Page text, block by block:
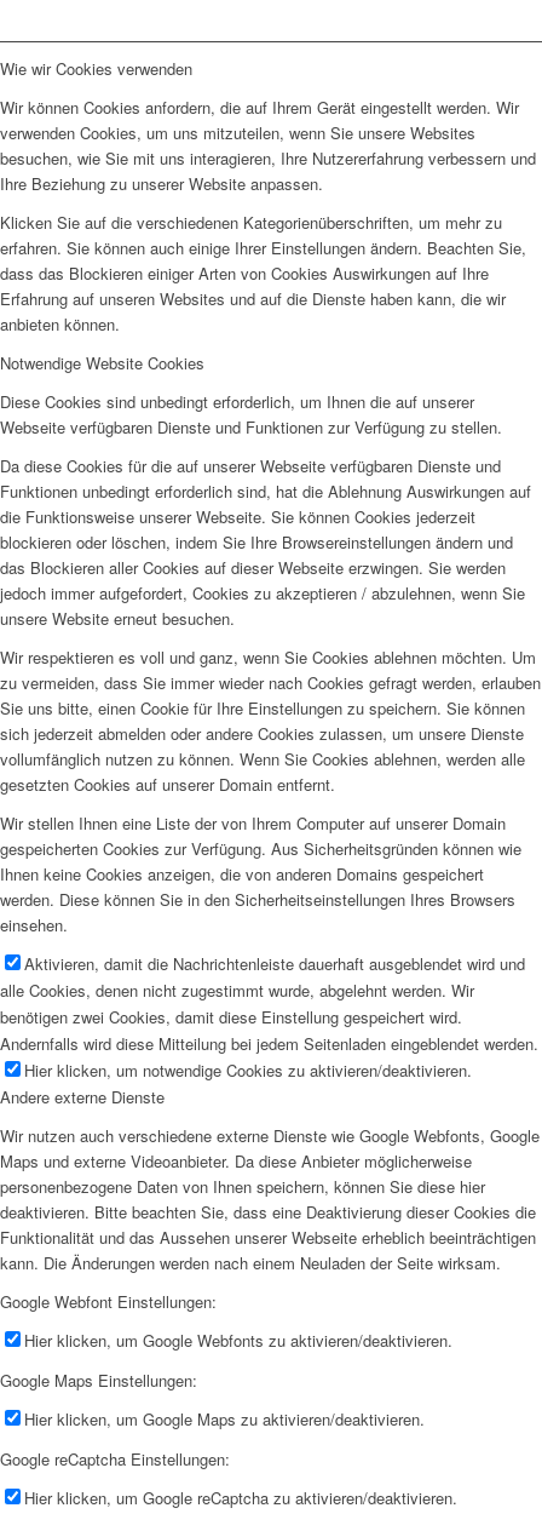
Wie wir Cookies verwenden
Wir können Cookies anfordern, die auf Ihrem Gerät eingestellt werden. Wir
verwenden Cookies, um uns mitzuteilen, wenn Sie unsere Websites
besuchen, wie Sie mit uns interagieren, Ihre Nutzererfahrung verbessern und
Ihre Beziehung zu unserer Website anpassen.
Klicken Sie auf die verschiedenen Kategorienüberschriften, um mehr zu
erfahren. Sie können auch einige Ihrer Einstellungen ändern. Beachten Sie,
dass das Blockieren einiger Arten von Cookies Auswirkungen auf Ihre
Erfahrung auf unseren Websites und auf die Dienste haben kann, die wir
anbieten können.
Notwendige Website Cookies
Diese Cookies sind unbedingt erforderlich, um Ihnen die auf unserer
Webseite verfügbaren Dienste und Funktionen zur Verfügung zu stellen.
Da diese Cookies für die auf unserer Webseite verfügbaren Dienste und
Funktionen unbedingt erforderlich sind, hat die Ablehnung Auswirkungen auf
die Funktionsweise unserer Webseite. Sie können Cookies jederzeit
blockieren oder löschen, indem Sie Ihre Browsereinstellungen ändern und
das Blockieren aller Cookies auf dieser Webseite erzwingen. Sie werden
jedoch immer aufgefordert, Cookies zu akzeptieren / abzulehnen, wenn Sie
unsere Website erneut besuchen.
Wir respektieren es voll und ganz, wenn Sie Cookies ablehnen möchten. Um
zu vermeiden, dass Sie immer wieder nach Cookies gefragt werden, erlauben
Sie uns bitte, einen Cookie für Ihre Einstellungen zu speichern. Sie können
sich jederzeit abmelden oder andere Cookies zulassen, um unsere Dienste
vollumfänglich nutzen zu können. Wenn Sie Cookies ablehnen, werden alle
gesetzten Cookies auf unserer Domain entfernt.
Wir stellen Ihnen eine Liste der von Ihrem Computer auf unserer Domain
gespeicherten Cookies zur Verfügung. Aus Sicherheitsgründen können wie
Ihnen keine Cookies anzeigen, die von anderen Domains gespeichert
werden. Diese können Sie in den Sicherheitseinstellungen Ihres Browsers
einsehen.
Aktivieren, damit die Nachrichtenleiste dauerhaft ausgeblendet wird und
alle Cookies, denen nicht zugestimmt wurde, abgelehnt werden. Wir
benötigen zwei Cookies, damit diese Einstellung gespeichert wird.
Andernfalls wird diese Mitteilung bei jedem Seitenladen eingeblendet werden.
Hier klicken, um notwendige Cookies zu aktivieren/deaktivieren.
Andere externe Dienste
Wir nutzen auch verschiedene externe Dienste wie Google Webfonts, Google
Maps und externe Videoanbieter. Da diese Anbieter möglicherweise
personenbezogene Daten von Ihnen speichern, können Sie diese hier
deaktivieren. Bitte beachten Sie, dass eine Deaktivierung dieser Cookies die
Funktionalität und das Aussehen unserer Webseite erheblich beeinträchtigen
kann. Die Änderungen werden nach einem Neuladen der Seite wirksam.
Google Webfont Einstellungen:
Hier klicken, um Google Webfonts zu aktivieren/deaktivieren.
Google Maps Einstellungen:
Hier klicken, um Google Maps zu aktivieren/deaktivieren.
Google reCaptcha Einstellungen:
Hier klicken, um Google reCaptcha zu aktivieren/deaktivieren.